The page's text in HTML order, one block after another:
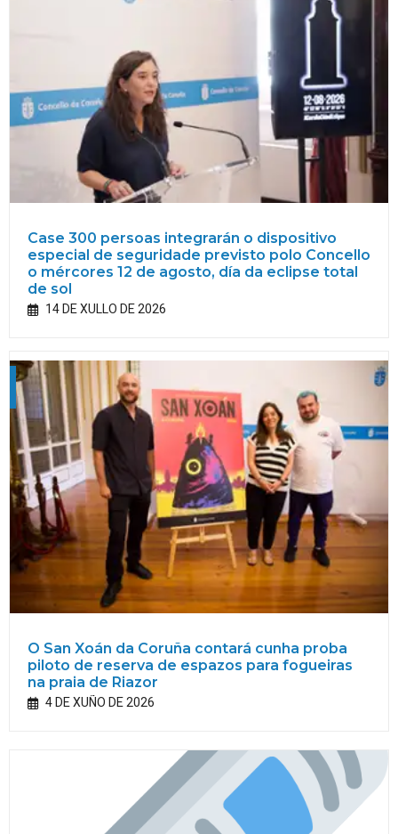
Case 300 persoas integrarán o dispositivo
especial de seguridade previsto polo Concello
o mércores 12 de agosto, día da eclipse total
de sol
14 DE XULLO DE 2026
O San Xoán da Coruña contará cunha proba
piloto de reserva de espazos para fogueiras
na praia de Riazor
4 DE XUÑO DE 2026